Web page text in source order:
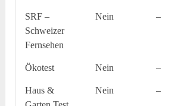
SRF –
Schweizer
Fernsehen
Nein –
Ökotest Nein –
Haus &
Nein –